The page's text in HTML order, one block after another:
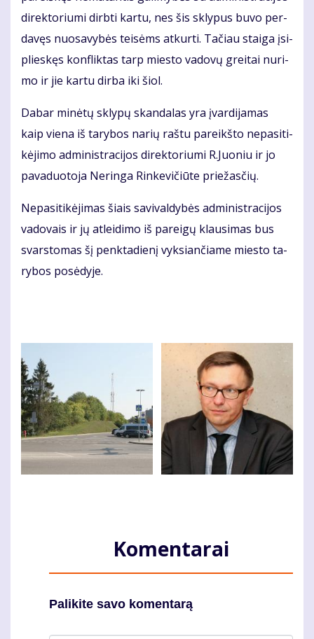
di­rek­to­riu­mi dirb­ti kar­tu, nes šis skly­pus bu­vo per­
da­vęs nuo­sa­vy­bės tei­sėms at­kur­ti. Ta­čiau stai­ga įsi­
plies­kęs kon­flik­tas tarp mies­to va­do­vų grei­tai nu­ri­
mo ir jie kar­tu dir­ba iki šiol.
Da­bar mi­nė­tų skly­pų skan­da­las yra įvar­di­ja­mas
kaip vie­na iš ta­ry­bos na­rių raš­tu pa­reikš­to ne­pa­si­ti­
kė­ji­mo ad­mi­nist­ra­ci­jos di­rek­to­riu­mi R.Juo­niu ir jo
pa­va­duo­to­ja Ne­rin­ga Rin­ke­vi­čiū­te prie­žas­čių.
Ne­pa­si­ti­kė­ji­mas šiais sa­vi­val­dy­bės ad­mi­nist­ra­ci­jos
va­do­vais ir jų at­lei­di­mo iš pa­rei­gų klau­si­mas bus
svars­to­mas šį penk­ta­die­nį vyk­sian­čia­me mies­to ta­
ry­bos po­sė­dy­je.
Komentarai
Palikite savo komentarą